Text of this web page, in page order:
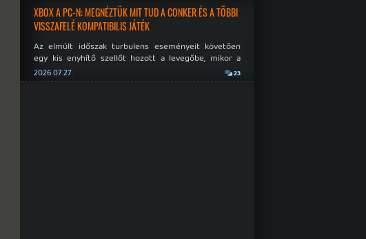
XBOX A PC-N: MEGNÉZTÜK MIT TUD A CONKER ÉS A TÖBBI
VISSZAFELÉ KOMPATIBILIS JÁTÉK
Az elmúlt időszak turbulens eseményeit követően
egy kis enyhítő szellőt hozott a levegőbe, mikor a
Microsoft bejelentette, hogy PC-re is kiterjesztik az
Xbox Original visszafelé kompatibilitást. Lássuk,
2026.07.27. 23